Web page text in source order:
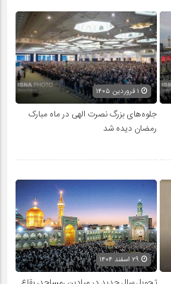
جلوه‌های بزرگ نصرت الهی در ماه مبارک
رمضان دیده شد